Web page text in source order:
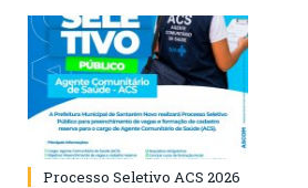
Processo Seletivo ACS 2026